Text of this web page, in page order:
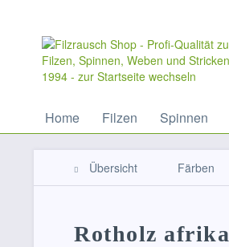
Home Filzen Spinnen
Übersicht Färben
Rotholz